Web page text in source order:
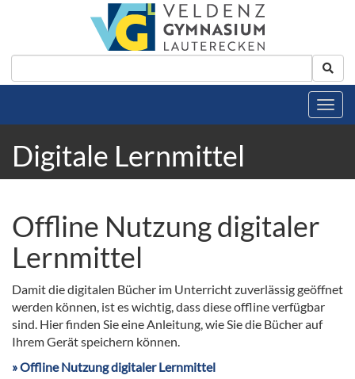
Digitale Lernmittel
Offline Nutzung digitaler
Lernmittel
Damit die digitalen Bücher im Unterricht zuverlässig geöffnet
werden können, ist es wichtig, dass diese offline verfügbar
sind. Hier finden Sie eine Anleitung, wie Sie die Bücher auf
Ihrem Gerät speichern können.
Offline Nutzung digitaler Lernmittel